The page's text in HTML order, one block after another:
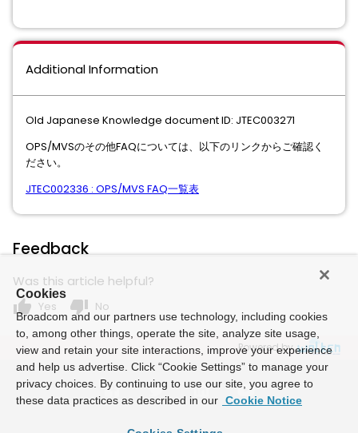
Additional Information
Old Japanese Knowledge document ID: JTEC003271
OPS/MVSのその他FAQについては、以下のリンクからご確認く
ださい。
JTEC002336 : OPS/MVS FAQ一覧表
Feedback
Was this article helpful?
thumb_up Yes thumb_down No
Powered by
Cookies
Broadcom and our partners use technology, including cookies
to, among other things, operate the site, analyze site usage,
view and retain your site interactions, improve your experience
and help us advertise. Click “Cookie Settings” to manage your
privacy choices. By continuing to use our site, you agree to
these data practices as described in our Cookie Notice